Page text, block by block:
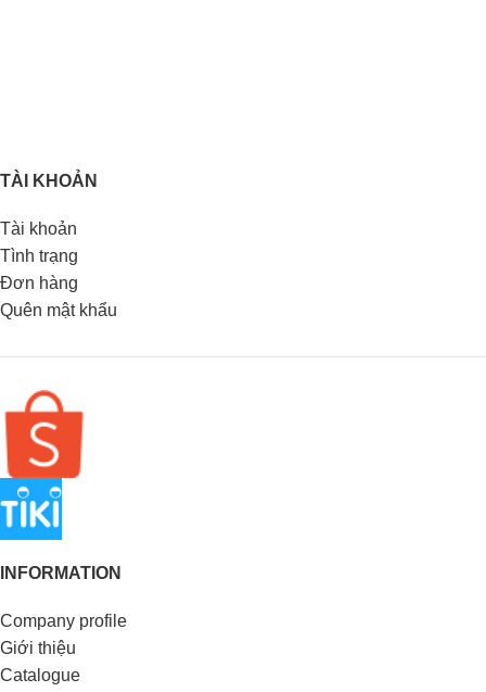
TÀI KHOẢN
Tài khoản
Tình trạng
Đơn hàng
Quên mật khẩu
INFORMATION
Company profile
Giới thiệu
Catalogue